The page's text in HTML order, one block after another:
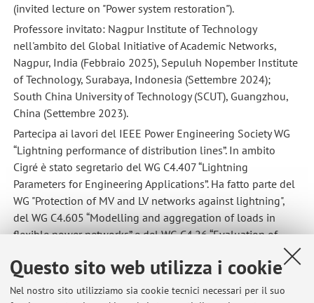
Questo sito web utilizza i cookie
Nel nostro sito utilizziamo sia cookie tecnici necessari per il suo
(invited lecture on "Power system restoration").
Professore invitato: Nagpur Institute of Technology
nell'ambito del Global Initiative of Academic Networks,
Nagpur, India (Febbraio 2025), Sepuluh Nopember Institute
of Technology, Surabaya, Indonesia (Settembre 2024);
South China University of Technology (SCUT), Guangzhou,
China (Settembre 2023).
Partecipa ai lavori del IEEE Power Engineering Society WG
“Lightning performance of distribution lines”. In ambito
Cigré è stato segretario del WG C4.407 “Lightning
Parameters for Engineering Applications”. Ha fatto parte del
WG "Protection of MV and LV networks against lightning",
del WG C4.605 “Modelling and aggregation of loads in
flexible power networks” e del WG C4.26 “Evaluation of
Lightning Shielding Analysis Methods for EHV and UHV DC
and AC Transmission-lines”. Dal 2017 è membro
dell'advisory group AG C4.1 “Strategic directions” dello